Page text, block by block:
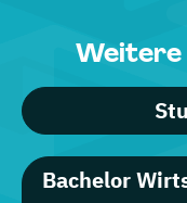
Weitere
Bachelor